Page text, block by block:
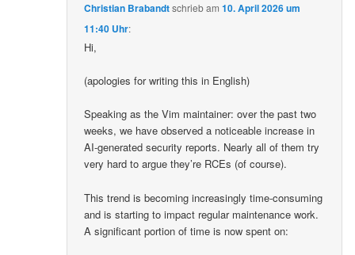
Christian Brabandtschriebam10. April 2026 um
11:40 Uhr:
Hi,
(apologies for writing this in English)
Speaking as the Vim maintainer: over the past two
weeks, we have observed a noticeable increase in
AI-generated security reports. Nearly all of them try
very hard to argue they’re RCEs (of course).
This trend is becoming increasingly time-consuming
and is starting to impact regular maintenance work.
A significant portion of time is now spent on: